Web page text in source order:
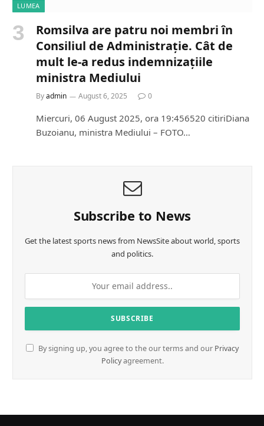
LUMEA
Romsilva are patru noi membri în
Consiliul de Administrație. Cât de
mult le-a redus indemnizațiile
ministra Mediului
Byadmin August 6, 2025 0
Miercuri, 06 August 2025, ora 19:456520 citiriDiana
Buzoianu, ministra Mediului – FOTO…
Subscribe to News
Get the latest sports news from NewsSite about world, sports
and politics.
By signing up, you agree to the our terms and our Privacy
Policyagreement.